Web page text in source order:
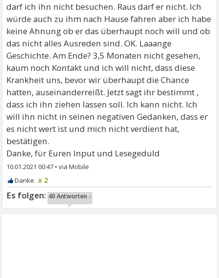
darf ich ihn nicht besuchen. Raus darf er nicht. Ich
würde auch zu ihm nach Hause fahren aber ich habe
keine Ahnung ob er das überhaupt noch will und ob
das nicht alles Ausreden sind. OK. Laaange
Geschichte. Am Ende? 3,5 Monaten nicht gesehen,
kaum noch Kontakt und ich will nicht, dass diese
Krankheit uns, bevor wir überhaupt die Chance
hatten, auseinanderreißt. Jetzt sagt ihr bestimmt ,
dass ich ihn ziehen lassen soll. Ich kann nicht. Ich
will ihn nicht in seinen negativen Gedanken, dass er
es nicht wert ist und mich nicht verdient hat,
bestätigen.
Danke, für Euren Input und Lesegeduld
10.01.2021 00:47 •
x 2
40 Antworten ↓